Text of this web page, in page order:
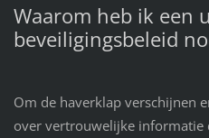
Waarom heb ik een
beveiligingsbeleid
Om de haverklap verschijnen
over vertrouwelijke informatie